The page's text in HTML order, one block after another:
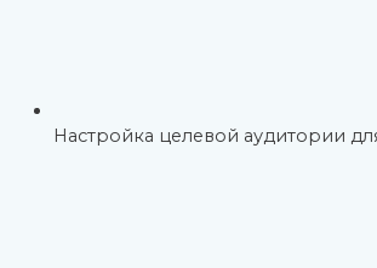
Настройка целевой аудитории